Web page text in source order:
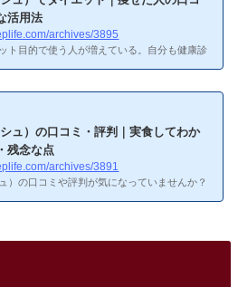
でも利用者数が多く、初めての人に選ばれや
した。コスパとメニュー数のバランスではnos
ている。サービス1食あたり送料メニュー数
...
活用法
archives/3895
ト目的で使う人が増えている。自分も健康診
何も考えなくても糖質制限できる」のがnosh
出典：nosh（ナッシュ）公式サイトnoshがダ
ている理由noshがダイエットに向いている最
メニュー糖質30g以下が保証されているこ
当と比較すると差が大きい。比較項目noshコ
30g以下（全メニュー保証）50〜100g程度カ
ュ）の口コミ・評判｜実食してわか
残念な点
archives/3891
）の口コミや評判が気になっていませんか？
伝えします。noshってどんなサービスなんだ